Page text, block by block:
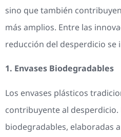
sino que también
más amplios. Entre las
reducción del desperdicio se
1. Envases Biodegradables
Los envases plásticos
contribuyente al desperdicio.
biodegradables, elaboradas